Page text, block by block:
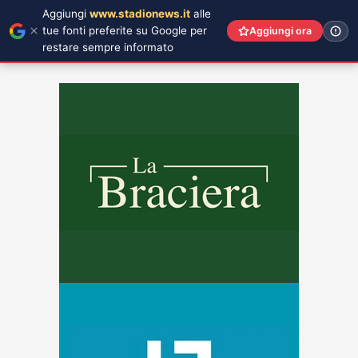
Aggiungi www.stadionews.it alle
tue fonti preferite su Google per
restare sempre informato
Aggiungi ora